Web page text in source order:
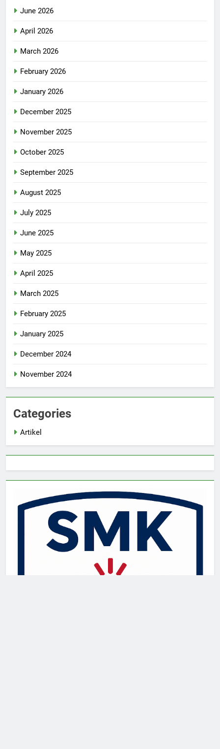
June 2026
April 2026
March 2026
February 2026
January 2026
December 2025
November 2025
October 2025
September 2025
August 2025
July 2025
June 2025
May 2025
April 2025
March 2025
February 2025
January 2025
December 2024
November 2024
Categories
Artikel